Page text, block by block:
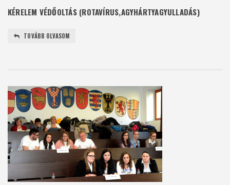
KÉRELEM VÉDŐOLTÁS (ROTAVÍRUS,AGYHÁRTYAGYULLADÁS)
TOVÁBB OLVASOM